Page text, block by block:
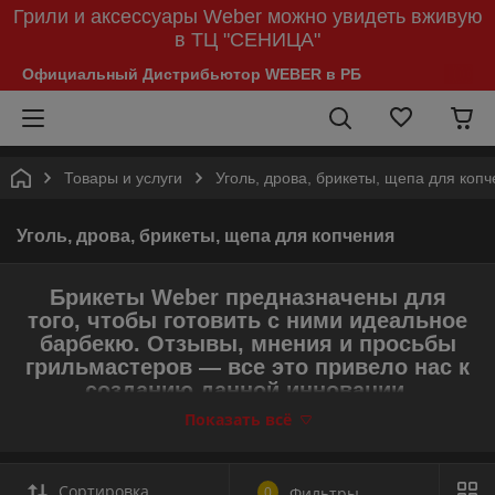
Грили и аксессуары Weber можно увидеть вживую
в ТЦ "СЕНИЦА"
Официальный Дистрибьютор WEBER в РБ
Товары и услуги Уголь, дрова, брикеты, щепа для
Уголь, дрова, брикеты, щепа для копчения
Брикеты Weber предназначены для
того, чтобы готовить с ними идеальное
барбекю. Отзывы, мнения и просьбы
грильмастеров — все это привело нас к
созданию данной инновации.
Угольные брикеты разгораются всего за 20 минут и
Показать всё